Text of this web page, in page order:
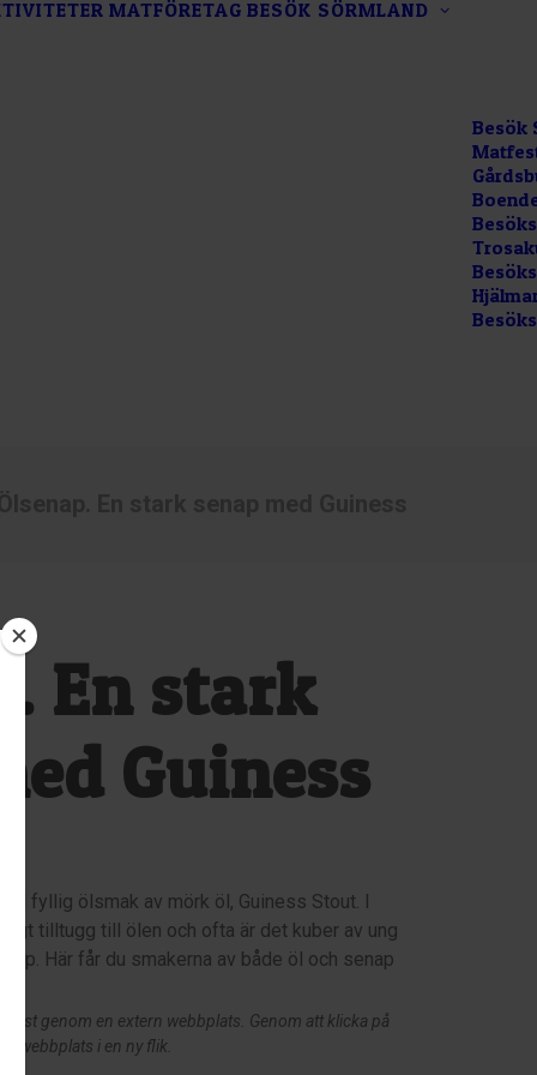
MATFÖRETAG BESÖK SÖRMLAND
Besök
En stark
Guiness
fyllig ölsmak av mörk öl, Guiness Stout. I
tilltugg till ölen och ofta är det kuber av ung
Här får du smakerna av både öl och senap
genom en extern webbplats. Genom att klicka på
webbplats i en ny flik.